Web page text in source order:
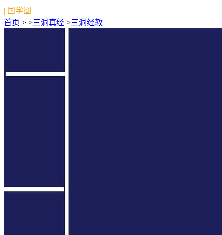
| 国学圈
首页 > >三洞真经 >三洞经教